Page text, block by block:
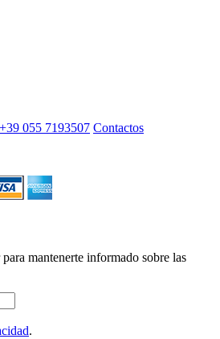
055 7193507 Contactos
mantenerte informado sobre las
.